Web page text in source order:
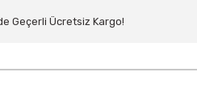
Geçerli Ücretsiz Kargo!